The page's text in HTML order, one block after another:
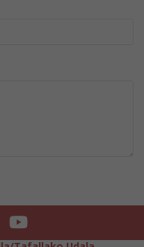
Youtube